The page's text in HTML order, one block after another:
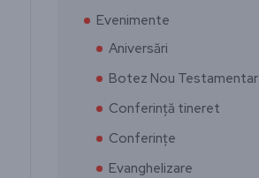
Evenimente
Aniversări
Botez Nou Testamentar
Conferință tineret
Conferințe
Evanghelizare